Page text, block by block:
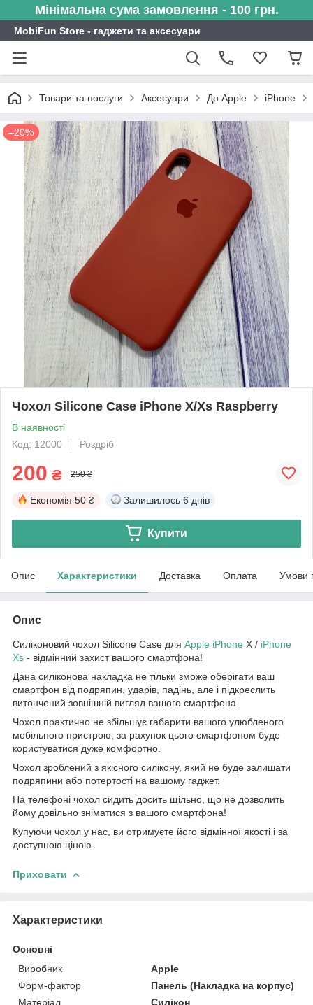
Мінімальна сума замовлення - 100 грн.
MobiFun Store - гаджети та аксесуари
Товари та послуги Аксесуари До Apple iPhone
–20%
Чохол Silicone Case iPhone X/Xs Raspberry
В наявності
Код: 12000
Роздріб
200 ₴ 250 ₴
Економія 50 ₴ Залишилось 6 днів
Купити
Опис Характеристики Доставка Оплата Умови
Опис
Силіконовий чохол Silicone Case для Apple iPhone X / iPhone
Xs - відмінний захист вашого смартфона!
Дана силіконова накладка не тільки зможе оберігати ваш
смартфон від подряпин, ударів, падінь, але і підкреслить
витончений зовнішній вигляд вашого смартфона.
Чохол практично не збільшує габарити вашого улюбленого
мобільного пристрою, за рахунок цього смартфоном буде
користуватися дуже комфортно.
Чохол зроблений з якісного силікону, який не буде залишати
подряпини або потертості на вашому гаджет.
На телефоні чохол сидить досить щільно, що не дозволить
йому довільно зніматися з вашого смартфона!
Купуючи чохол у нас, ви отримуєте його відмінної якості і за
доступною ціною.
Приховати
Характеристики
Основні
Виробник
Apple
Форм-фактор
Панель (Накладка на корпус)
Матеріал
Силікон